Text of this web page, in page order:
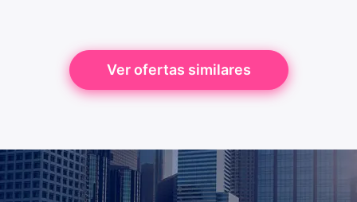
Ver ofertas similares